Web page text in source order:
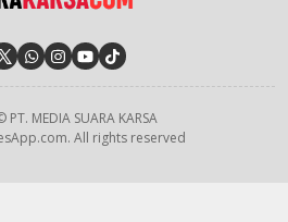
MEDIA SUARA KARSA
All rights reserved